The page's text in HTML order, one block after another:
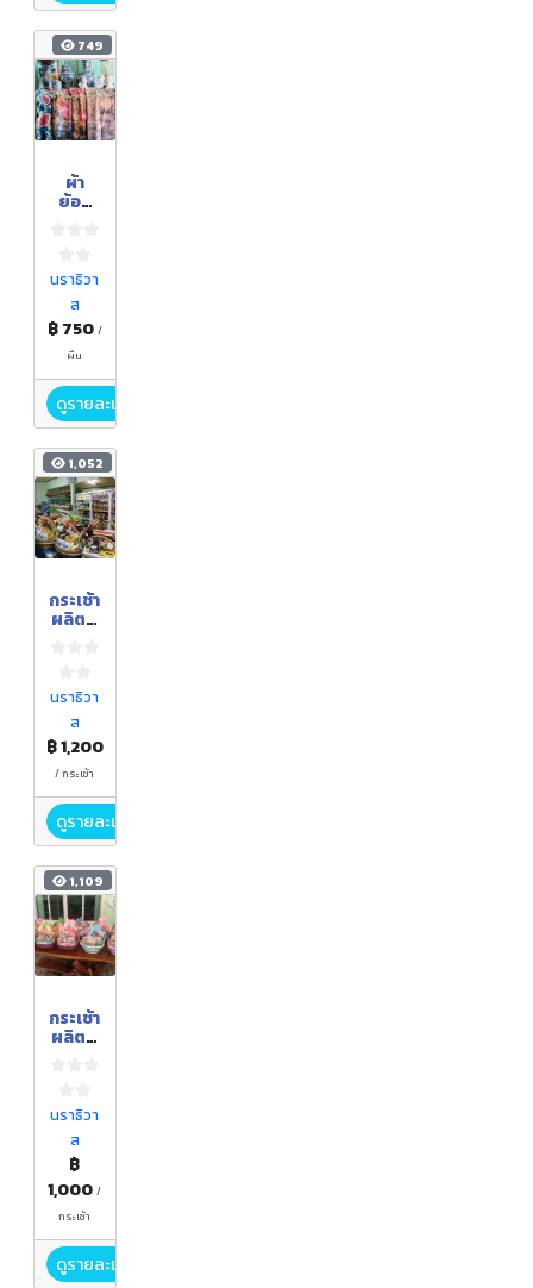
749
ผ้า
ย้อม
นราธิวา
ส
฿ 750 /
ผืน
ดูรายละเอียด
1,052
กระเช้า
ผลิตภั
หยีบูโด
น้ำผึ้งบู
โด ชุด
ใหญ่
นราธิวา
ส
฿ 1,200
/ กระเช้า
ดูรายละเอียด
1,109
กระเช้า
ผลิตภั
หยีบูโด
น้ำผึ้งบู
โด ชุด
กลาง
นราธิวา
ส
฿
1,000/
กระเช้า
ดูรายละเอียด